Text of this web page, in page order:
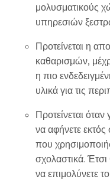
μολυσματικούς
υπηρεσιών
Προτείνεται η
καθαρισμών,
η πιο
υλικά για τις
Προτείνεται
να αφήνετε
που
σχολαστικά.
να επιμολύνετε